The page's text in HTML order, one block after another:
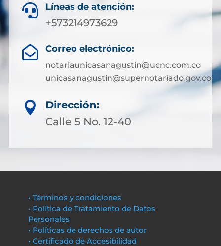
 Líneas de atención:
+573214973629
 Correo electrónico:
notariaunicasanagustin@ucnc.com.co
unicasanagustin@supernotariado.gov.co

Dirección:
Calle 5 No. 12-40
• Términos y condiciones
• Política de Tratamiento de Datos
Personales
• Políticas de derechos de autor
• Certificado de Accesibilidad